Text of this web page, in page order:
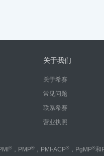
关于我们
关于希赛
常见问题
联系希赛
营业执照
®，PMP®，PMI-ACP®，PgMP®和